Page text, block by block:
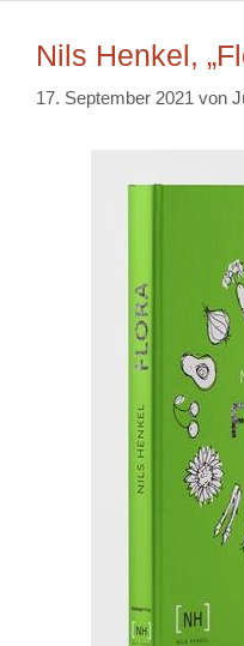
Nils Henkel,
17. September 2021 von